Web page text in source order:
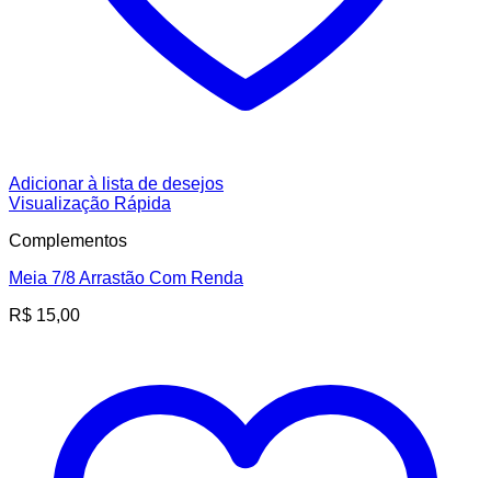
Adicionar à lista de desejos
Visualização Rápida
Complementos
Meia 7/8 Arrastão Com Renda
R$ 15,00